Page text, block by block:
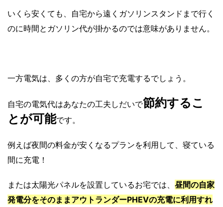
いくら安くても、自宅から遠くガソリンスタンドまで行く
のに時間とガソリン代が掛かるのでは意味がありません。
一方電気は、多くの方が自宅で充電するでしょう。
自宅の電気代はあなたの工夫しだいで節約するこ
とが可能です。
例えば夜間の料金が安くなるプランを利用して、寝ている
間に充電！
または太陽光パネルを設置しているお宅では、 昼間の自家
発電分をそのままアウトランダーPHEVの充電に利用すれ